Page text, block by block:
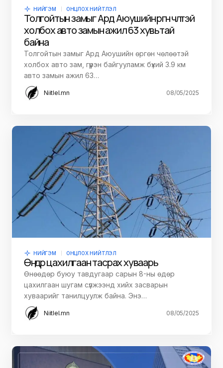
НИЙГЭМ ОНЦЛОХ НИЙТЛЭЛ
Толгойтын замыг Ард Аюушийн өргөн чөлөөтэй
холбох авто замын ажил 63 хувьтай
байна
Толгойтын замыг Ард Аюушийн өргөн чөлөөтэй
холбох авто зам, гүүрэн байгууламж бүхий 3.9 км
авто замын ажил 63…
Niitlel.mn 08/05/2025
НИЙГЭМ ОНЦЛОХ НИЙТЛЭЛ
Өнөөдөр цахилгаан тасрах хуваарь
Өнөөдөр буюу тавдугаар сарын 8-ны өдөр
цахилгаан шугам сүлжээнд хийх засварын
хуваарийг танилцуулж байна. Энэ…
Niitlel.mn 08/05/2025